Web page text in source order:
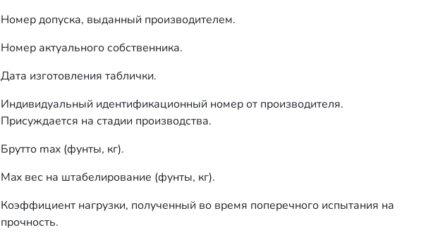
Номер допуска, выданный производителем.
Номер актуального собственника.
Дата изготовления таблички.
Индивидуальный идентификационный номер от производителя.
Присуждается на стадии производства.
Брутто max (фунты, кг).
Max вес на штабелирование (фунты, кг).
Коэффициент нагрузки, полученный во время поперечного испытания на
прочность.